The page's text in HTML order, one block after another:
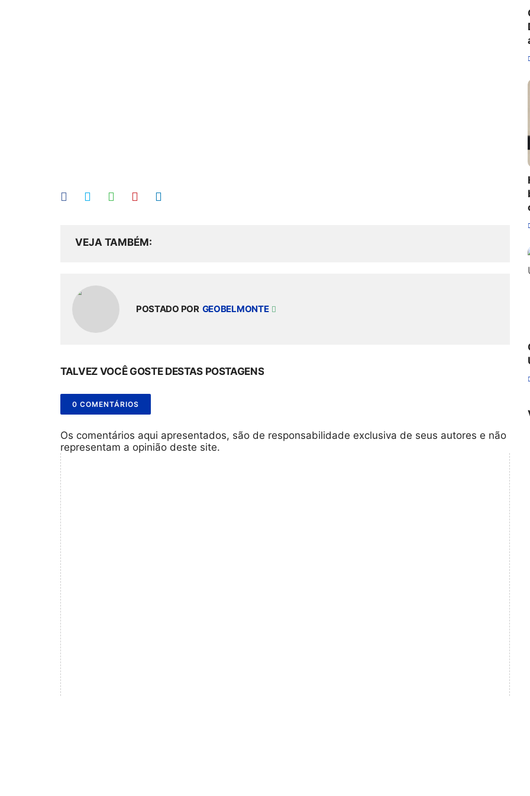
VEJA TAMBÉM
POSTADO POR GEOBELMONTE
TALVEZ VOCÊ GOSTE DESTAS POSTAGENS
0 COMENTÁRIOS
Os comentários aqui apresentados, são de responsabilidade exclusiva de seus autores e não
representam a opinião deste site.